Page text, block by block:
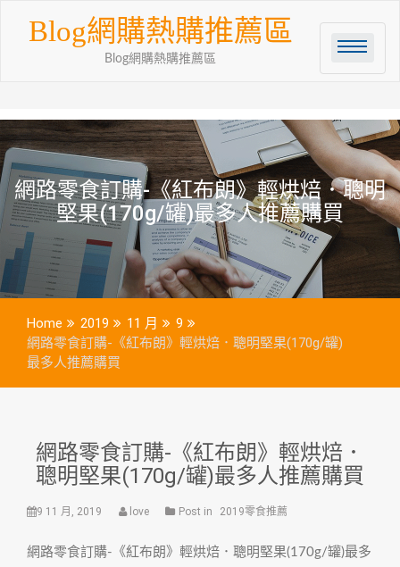
Blog網購熱購推薦區
Blog網購熱購推薦區
網路零食訂購-《紅布朗》輕烘焙．聰明
堅果(170g/罐)最多人推薦購買
Home 2019 11 月
9
網路零食訂購-《紅布朗》輕烘焙．聰明堅果(170g/罐)
最多人推薦購買
網路零食訂購-《紅布朗》輕烘焙．
聰明堅果(170g/罐)最多人推薦購買
9 11 月, 2019 love Post in 2019零食推薦
網路零食訂購-《紅布朗》輕烘焙．聰明堅果(170g/罐)最多